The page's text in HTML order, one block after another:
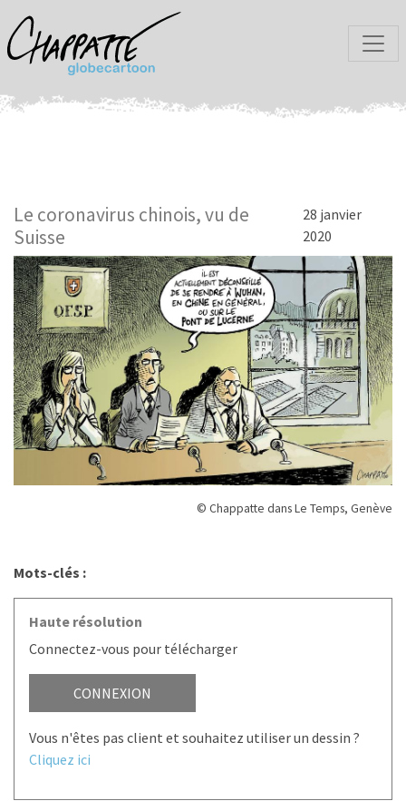
Le coronavirus chinois, vu de
Suisse
28 janvier
2020
© Chappatte dans Le Temps, Genève
Mots-clés :
Haute résolution
Connectez-vous pour télécharger
CONNEXION
Vous n'êtes pas client et souhaitez utiliser un dessin ?
Cliquez ici